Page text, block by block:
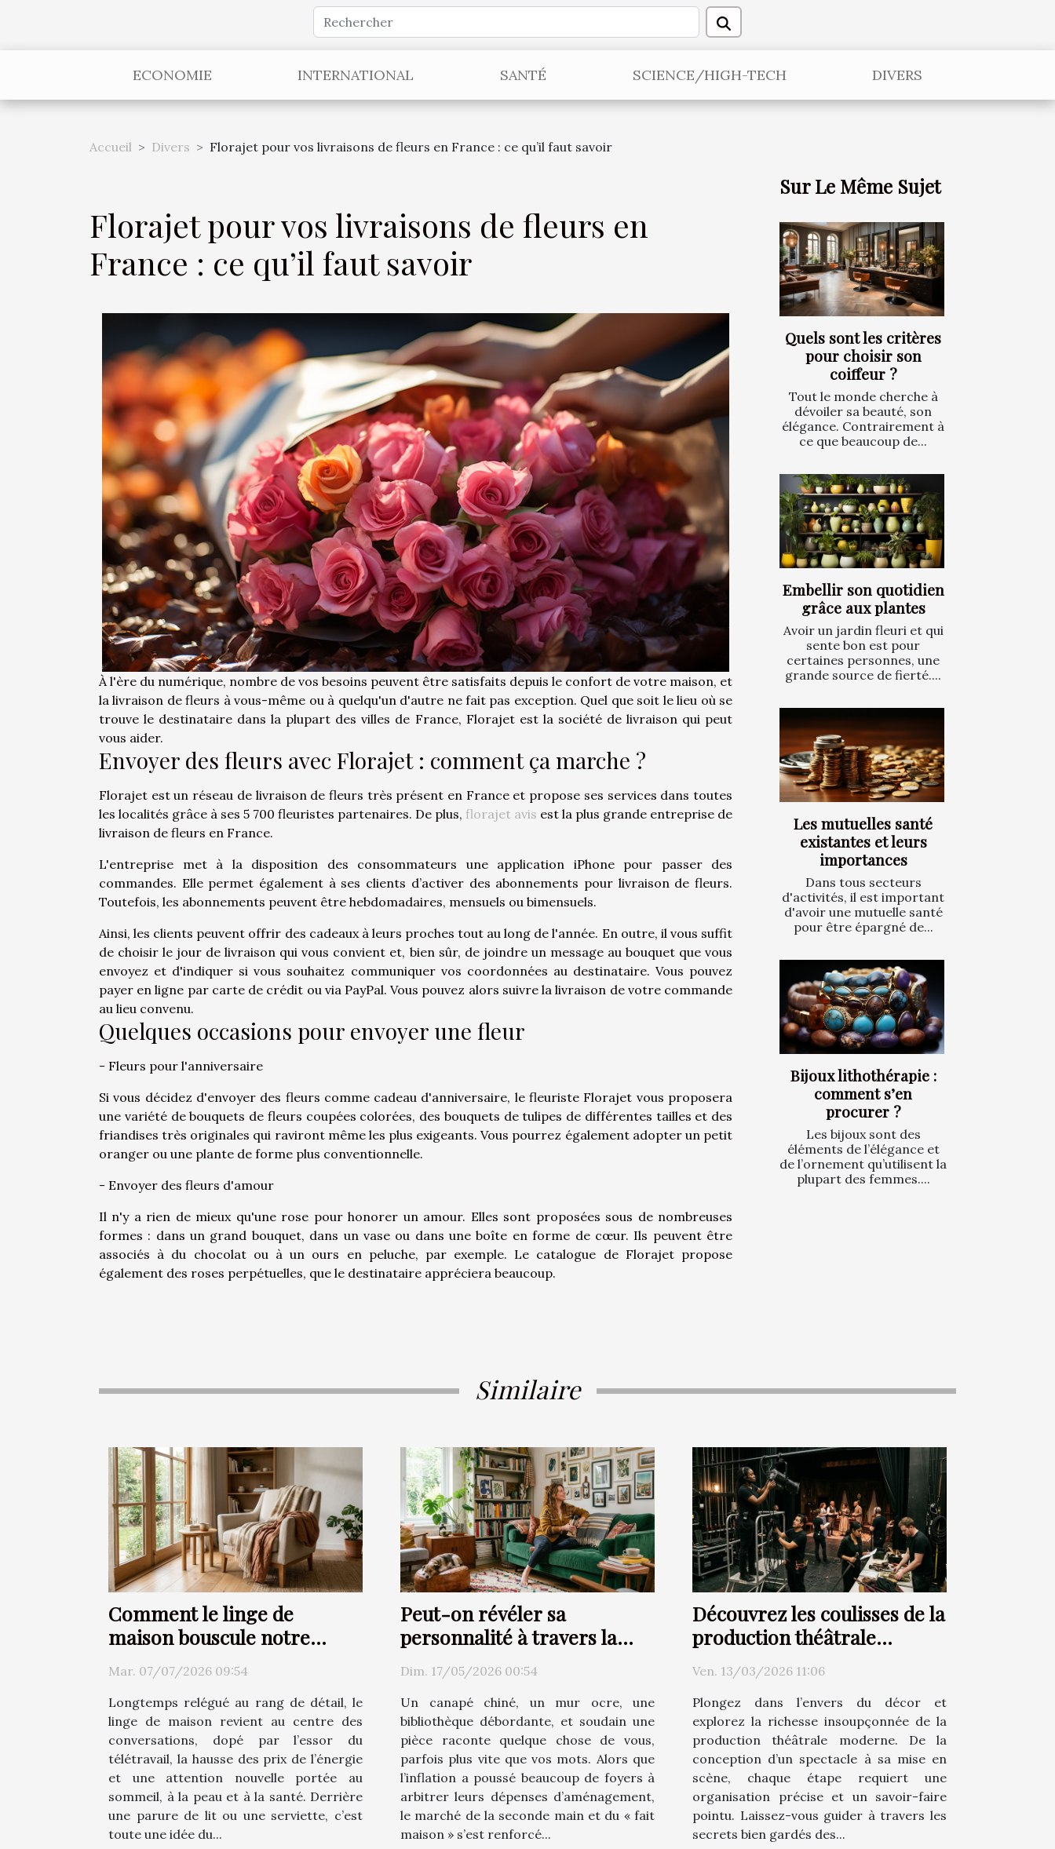
ECONOMIE INTERNATIONAL SANTÉ SCIENCE/HIGH-TECH DIVERS
Accueil Divers Florajet pour vos livraisons de fleurs en France : ce qu’il faut savoir
Florajet pour vos livraisons de fleurs en
France : ce qu’il faut savoir
À l'ère du numérique, nombre de vos besoins peuvent être satisfaits depuis le confort de votre maison, et
la livraison de fleurs à vous-même ou à quelqu'un d'autre ne fait pas exception. Quel que soit le lieu où se
trouve le destinataire dans la plupart des villes de France, Florajet est la société de livraison qui peut
vous aider.
Envoyer des fleurs avec Florajet : comment ça marche ?
Florajet est un réseau de livraison de fleurs très présent en France et propose ses services dans toutes
les localités grâce à ses 5 700 fleuristes partenaires. De plus, florajet avis est la plus grande entreprise de
livraison de fleurs en France.
L'entreprise met à la disposition des consommateurs une application iPhone pour passer des
commandes. Elle permet également à ses clients d’activer des abonnements pour livraison de fleurs.
Toutefois, les abonnements peuvent être hebdomadaires, mensuels ou bimensuels.
Ainsi, les clients peuvent offrir des cadeaux à leurs proches tout au long de l'année. En outre, il vous suffit
de choisir le jour de livraison qui vous convient et, bien sûr, de joindre un message au bouquet que vous
envoyez et d'indiquer si vous souhaitez communiquer vos coordonnées au destinataire. Vous pouvez
payer en ligne par carte de crédit ou via PayPal. Vous pouvez alors suivre la livraison de votre commande
au lieu convenu.
Quelques occasions pour envoyer une fleur
- Fleurs pour l'anniversaire
Si vous décidez d'envoyer des fleurs comme cadeau d'anniversaire, le fleuriste Florajet vous proposera
une variété de bouquets de fleurs coupées colorées, des bouquets de tulipes de différentes tailles et des
friandises très originales qui raviront même les plus exigeants. Vous pourrez également adopter un petit
oranger ou une plante de forme plus conventionnelle.
- Envoyer des fleurs d'amour
Il n'y a rien de mieux qu'une rose pour honorer un amour. Elles sont proposées sous de nombreuses
formes : dans un grand bouquet, dans un vase ou dans une boîte en forme de cœur. Ils peuvent être
associés à du chocolat ou à un ours en peluche, par exemple. Le catalogue de Florajet propose
également des roses perpétuelles, que le destinataire appréciera beaucoup.
Sur Le Même Sujet
Quels sont les critères
pour choisir son
coiffeur ?
Tout le monde cherche à
dévoiler sa beauté, son
élégance. Contrairement à
ce que beaucoup de...
Embellir son quotidien
grâce aux plantes
Avoir un jardin fleuri et qui
sente bon est pour
certaines personnes, une
grande source de fierté....
Les mutuelles santé
existantes et leurs
importances
Dans tous secteurs
d'activités, il est important
d'avoir une mutuelle santé
pour être épargné de...
Bijoux lithothérapie :
comment s’en
procurer ?
Les bijoux sont des
éléments de l’élégance et
de l’ornement qu’utilisent la
plupart des femmes....
Similaire
Comment le linge de
maison bouscule notre
rapport au confort
Mar. 07/07/2026 09:54
Longtemps relégué au rang de détail, le
linge de maison revient au centre des
conversations, dopé par l’essor du
télétravail, la hausse des prix de l’énergie
et une attention nouvelle portée au
sommeil, à la peau et à la santé. Derrière
une parure de lit ou une serviette, c’est
toute une idée du...
Peut-on révéler sa
personnalité à travers la
décoration d’intérieur ?
Dim. 17/05/2026 00:54
Un canapé chiné, un mur ocre, une
bibliothèque débordante, et soudain une
pièce raconte quelque chose de vous,
parfois plus vite que vos mots. Alors que
l’inflation a poussé beaucoup de foyers à
arbitrer leurs dépenses d’aménagement,
le marché de la seconde main et du « fait
maison » s’est renforcé...
Découvrez les coulisses de la
production théâtrale
moderne
Ven. 13/03/2026 11:06
Plongez dans l’envers du décor et
explorez la richesse insoupçonnée de la
production théâtrale moderne. De la
conception d’un spectacle à sa mise en
scène, chaque étape requiert une
organisation précise et un savoir-faire
pointu. Laissez-vous guider à travers les
secrets bien gardés des...